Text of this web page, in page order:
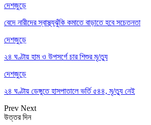
দেশজুড়ে
বেদে নারীদের স্বাস্থ্যঝুঁকি কমাতে বাড়াতে হবে সচেতনতা
দেশজুড়ে
২৪ ঘণ্টায় হাম ও উপসর্গে চার শিশুর মৃ/ত্যু
দেশজুড়ে
২৪ ঘণ্টায় ডেঙ্গুতে হাসপাতালে ভর্তি ৫৪৪, মৃ/ত্যু নেই
Prev Next
উত্তর দিন